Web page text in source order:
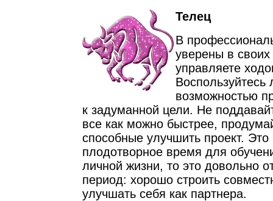
Телец
В
уверены в
управляете
Воспользуйтесь
возможностью
к задуманной цели. Не
все как можно быстрее,
способные улучшить проект. Это
плодотворное время для
личной жизни, то это довольно
период: хорошо строить
улучшать себя как партнера.